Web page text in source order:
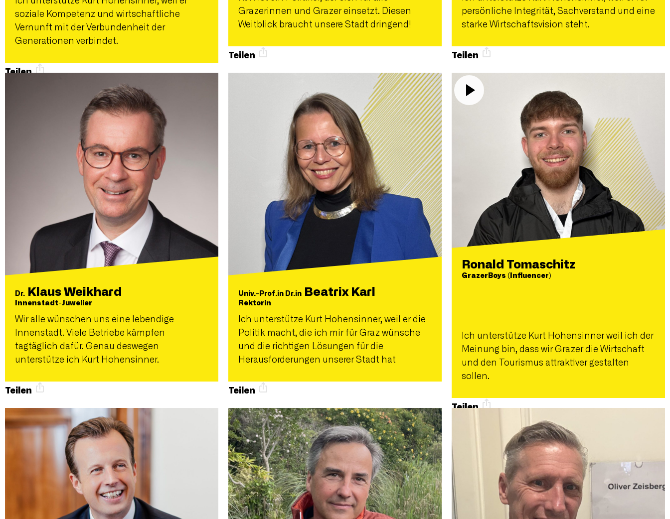
soziale Kompetenz und wirtschaftliche
Vernunft mit der Verbundenheit der
Generationen verbindet.
Teilen
Grazerinnen und Grazer einsetzt. Diesen
Weitblick braucht unsere Stadt dringend!
Teilen
persönliche Integrität, Sachverstand und eine
starke Wirtschaftsvision steht.
Teilen
Dr. Klaus Weikhard
Innenstadt-Juwelier
Wir alle wünschen uns eine lebendige
Innenstadt. Viele Betriebe kämpfen
tagtäglich dafür. Genau deswegen
unterstütze ich Kurt Hohensinner.
Teilen
Univ.-Prof.in Dr.in Beatrix Karl
Rektorin
Ich unterstütze Kurt Hohensinner, weil er die
Politik macht, die ich mir für Graz wünsche
und die richtigen Lösungen für die
Herausforderungen unserer Stadt hat
Teilen
Ronald Tomaschitz
GrazerBoys (Influencer)
Ich unterstütze Kurt Hohensinner weil ich der
Meinung bin, dass wir Grazer die Wirtschaft
und den Tourismus attraktiver gestalten
sollen.
Teilen